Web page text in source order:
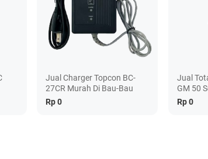
Jual Charger Topcon BC-
27CR Murah Di Bau-Bau
Rp 0
Jual
GM 50
Rp 0